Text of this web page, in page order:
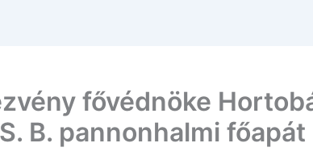
fővédnöke
B. pannonhalmi főapát